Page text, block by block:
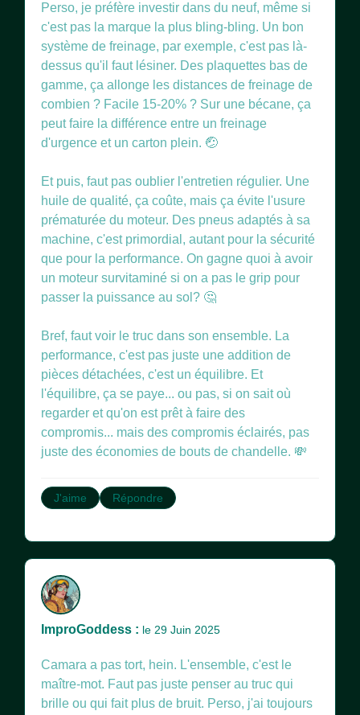
Perso, je préfère investir dans du neuf, même si
c'est pas la marque la plus bling-bling. Un bon
système de freinage, par exemple, c'est pas là-
dessus qu'il faut lésiner. Des plaquettes bas de
gamme, ça allonge les distances de freinage de
combien ? Facile 15-20% ? Sur une bécane, ça
peut faire la différence entre un freinage
d'urgence et un carton plein. 🤕
Et puis, faut pas oublier l'entretien régulier. Une
huile de qualité, ça coûte, mais ça évite l'usure
prématurée du moteur. Des pneus adaptés à sa
machine, c'est primordial, autant pour la sécurité
que pour la performance. On gagne quoi à avoir
un moteur survitaminé si on a pas le grip pour
passer la puissance au sol? 🤔
Bref, faut voir le truc dans son ensemble. La
performance, c'est pas juste une addition de
pièces détachées, c'est un équilibre. Et
l'équilibre, ça se paye... ou pas, si on sait où
regarder et qu'on est prêt à faire des
compromis... mais des compromis éclairés, pas
juste des économies de bouts de chandelle. 💸
J'aime Répondre
ImproGoddess : le 29 Juin 2025
Camara a pas tort, hein. L'ensemble, c'est le
maître-mot. Faut pas juste penser au truc qui
brille ou qui fait plus de bruit. Perso, j'ai toujours